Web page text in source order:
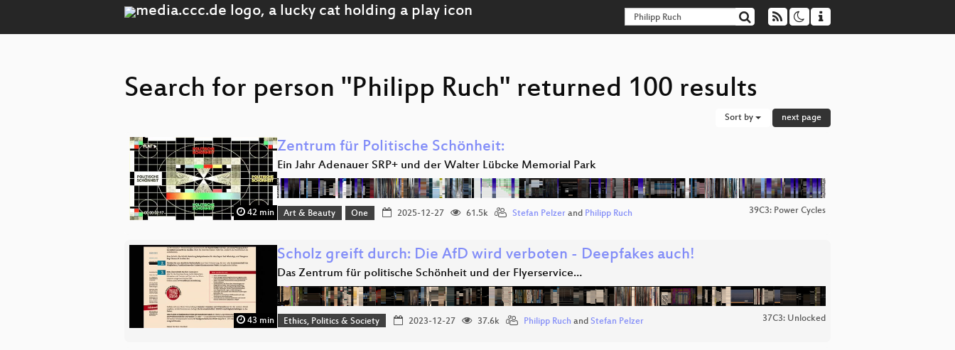
Search for person "Philipp Ruch" returned 100 results
Sort by next page
42 min
Zentrum für Politische Schönheit:
Ein Jahr Adenauer SRP+ und der Walter Lübcke Memorial Park
Art & Beauty One 2025-12-27 61.5k Stefan Pelzerand Philipp Ruch 39C3: Power Cycles
43 min
Scholz greift durch: Die AfD wird verboten - Deepfakes auch!
Das Zentrum für politische Schönheit und der Flyerservice…
Ethics, Politics & Society 2023-12-27 37.6k Philipp Ruch and Stefan Pelzer 37C3: Unlocked